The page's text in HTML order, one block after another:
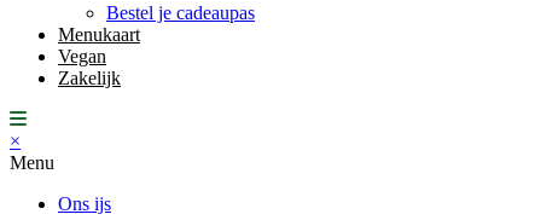
Bestel je cadeaupas
Menukaart
Vegan
Zakelijk
×
Menu
Ons ijs